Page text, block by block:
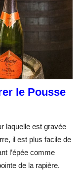
le Pousse
laquelle est gravée
il est plus facile de
l’épée comme
de la rapière.